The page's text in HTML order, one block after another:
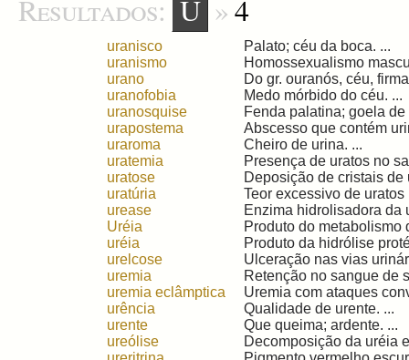
Resultados: U »4
uranisco
Palato; céu da boca. ...
uranismo
Homossexualismo
urano
Do gr. ouranós, céu,
uranofobia
Medo mórbido do céu. ...
uranosquise
Fenda palatina; goela de
urapostema
Abscesso que contém
uraroma
Cheiro de urina. ...
uratemia
Presença de uratos no
uratose
Deposição de cristais de
uratúria
Teor excessivo de uratos
urease
Enzima hidrolisadora da
Uréia
Produto do metabolismo
uréia
Produto da hidrólise
urelcose
Ulceração nas vias
uremia
Retenção no sangue de
uremia eclâmptica
Uremia com ataques
urência
Qualidade de urente. ...
urente
Que queima; ardente. ...
ureólise
Decomposição da uréia